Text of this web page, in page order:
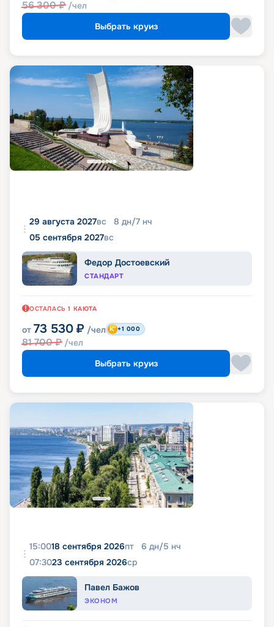
56 300₽ /чел
Выбрать круиз
29 августа 2027вс 8 дн/7 нч
05 сентября 2027вс
Федор Достоевский
СТАНДАРТ
ОСТАЛАСЬ 1 КАЮТА
от 73 530 ₽ /чел
81 700₽ /чел
+1 000
Выбрать круиз
15:0018 сентября 2026пт 6 дн/5 нч
07:3023 сентября 2026ср
Павел Бажов
ЭКОНОМ